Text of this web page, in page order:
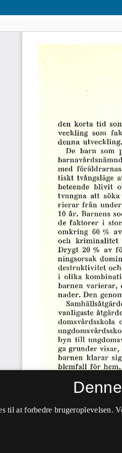
til at forbedre brugeroplevelsen.